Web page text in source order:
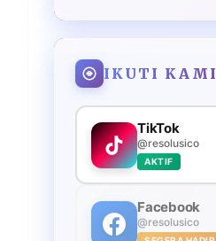
IKUTI KAMI
TikTok
@resolusico
AKTIF
Facebook
@resolusico